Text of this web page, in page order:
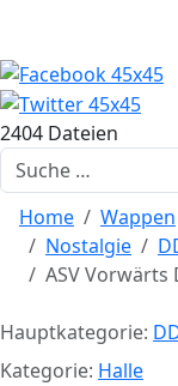
2404 Dateien
Suchen
Home Wappen
Nostalgie
ASV Vorwärts
Hauptkategorie:
Kategorie: Halle